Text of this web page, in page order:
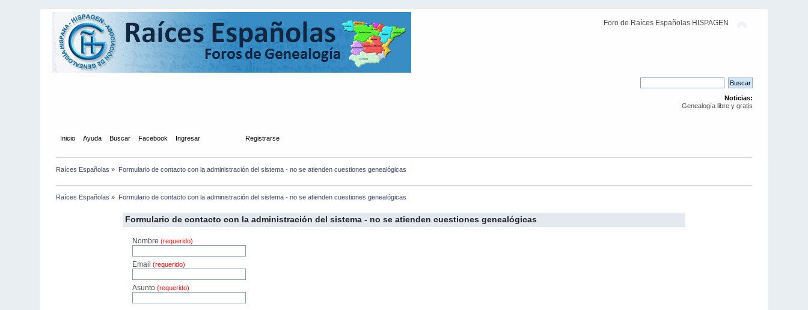
Foro de Raíces Españolas HISPAGEN
Noticias:
Genealogía libre y gratis
Inicio Ayuda Buscar Facebook Ingresar Registrarse
Raíces Españolas » Formulario de contacto con la administración del sistema - no se atienden cuestiones genealógicas
Raíces Españolas » Formulario de contacto con la administración del sistema - no se atienden cuestiones genealógicas
Formulario de contacto con la administración del sistema - no se atienden cuestiones genealógicas
Nombre(requerido)
Email(requerido)
Asunto(requerido)